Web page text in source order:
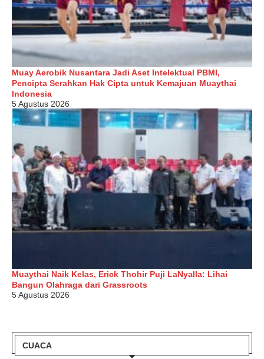
Muay Aerobik Nusantara Jadi Aset Intelektual PBMI,
Pencipta Serahkan Hak Cipta untuk Kemajuan Muaythai
Indonesia
5 Agustus 2026
Muaythai Naik Kelas, Erick Thohir Puji LaNyalla: Lihai
Bangun Olahraga dari Grassroots
5 Agustus 2026
CUACA